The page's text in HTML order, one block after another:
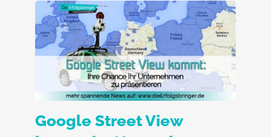
Werbeagentur Jobs
Kontakt
Suche
Fullservice Marketing in Deiner Sprache
Google Street View